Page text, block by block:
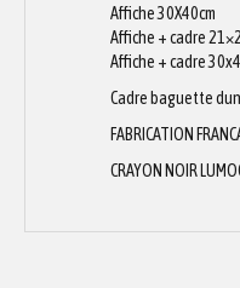
Affiche 30X40cm
Affiche + cadre
Affiche + cadre
Cadre baguette
FABRICATION
CRAYON NOIR